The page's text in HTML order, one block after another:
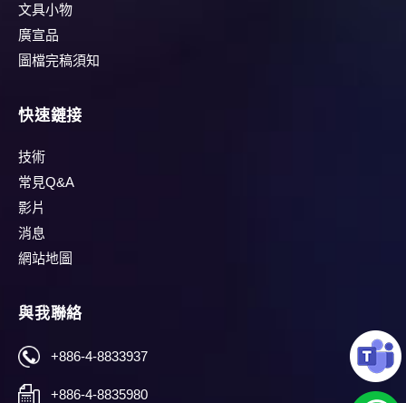
文具小物
廣宣品
圖檔完稿須知
快速鏈接
技術
常見Q&A
影片
消息
網站地圖
與我聯絡
+886-4-8833937
+886-4-8835980